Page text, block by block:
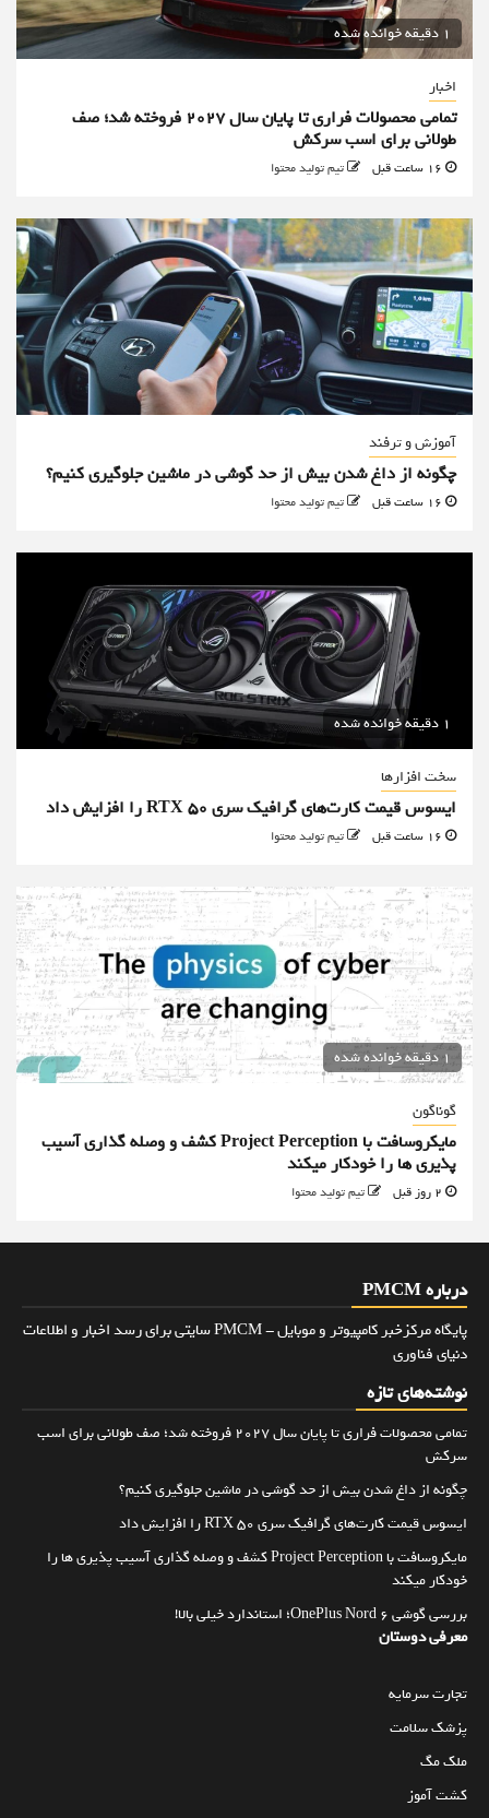
1 دقیقه خوانده شده
اخبار
تمامی محصولات فراری تا پایان سال ۲۰۲۷ فروخته شد؛ صف
طولانی برای اسب سرکش
تیم تولید محتوا
آموزش و ترفند
چگونه از داغ شدن بیش از حد گوشی در ماشین جلوگیری کنیم؟
تیم تولید محتوا
1 دقیقه خوانده شده
سخت افزارها
ایسوس قیمت کارت‌های گرافیک سری RTX 50 را افزایش داد
تیم تولید محتوا
1 دقیقه خوانده شده
گوناگون
مایکروسافت با Project Perception کشف و وصله گذاری آسیب
پذیری ها را خودکار میکند
تیم تولید محتوا
درباره PMCM
پایگاه مرکزخبر کامپیوتر و موبایل - PMCM سایتی برای رسد اخبار و اطلاعات
دنیای فناوری
نوشته‌های تازه
تمامی محصولات فراری تا پایان سال ۲۰۲۷ فروخته شد؛ صف طولانی برای اسب
سرکش
چگونه از داغ شدن بیش از حد گوشی در ماشین جلوگیری کنیم؟
ایسوس قیمت کارت‌های گرافیک سری RTX 50 را افزایش داد
مایکروسافت با Project Perception کشف و وصله گذاری آسیب پذیری ها را
خودکار میکند
بررسی گوشی OnePlus Nord 6؛ استاندارد خیلی بالا!
معرفی دوستان
تجارت سرمایه
پزشک سلامت
ملک مگ
کشت آموز